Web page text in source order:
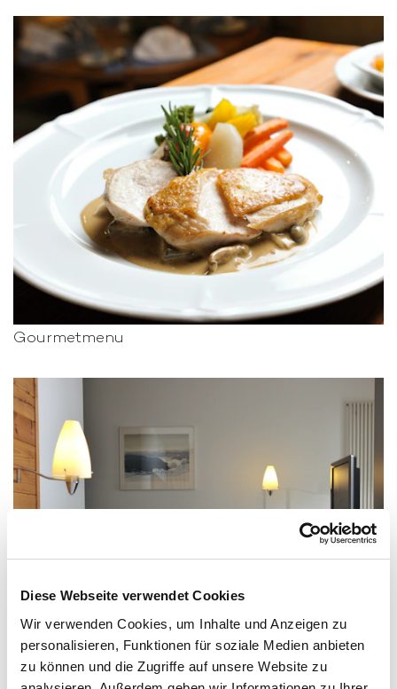
Diese Webseite verwendet Cookies
Wir verwenden Cookies, um Inhalte und Anzeigen zu
personalisieren, Funktionen für soziale Medien anbieten
zu können und die Zugriffe auf unsere Website zu